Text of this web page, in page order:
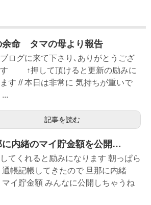
余命 タマの母より報告
ログに来て下さり､ありがとうござ
す ↑押して頂けると更新の励みに
す // 本日は非常に 気持ちが重いで
記事を読む
に内緒のマイ貯金額を公開…
てくれると励みになります 朝っぱら
通帳記帳してきたので 旦那に内緒
イ貯金額 みんなに公開しちゃうね